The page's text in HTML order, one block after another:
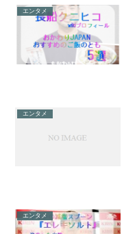
エンタメ
エンタメ
エンタメ